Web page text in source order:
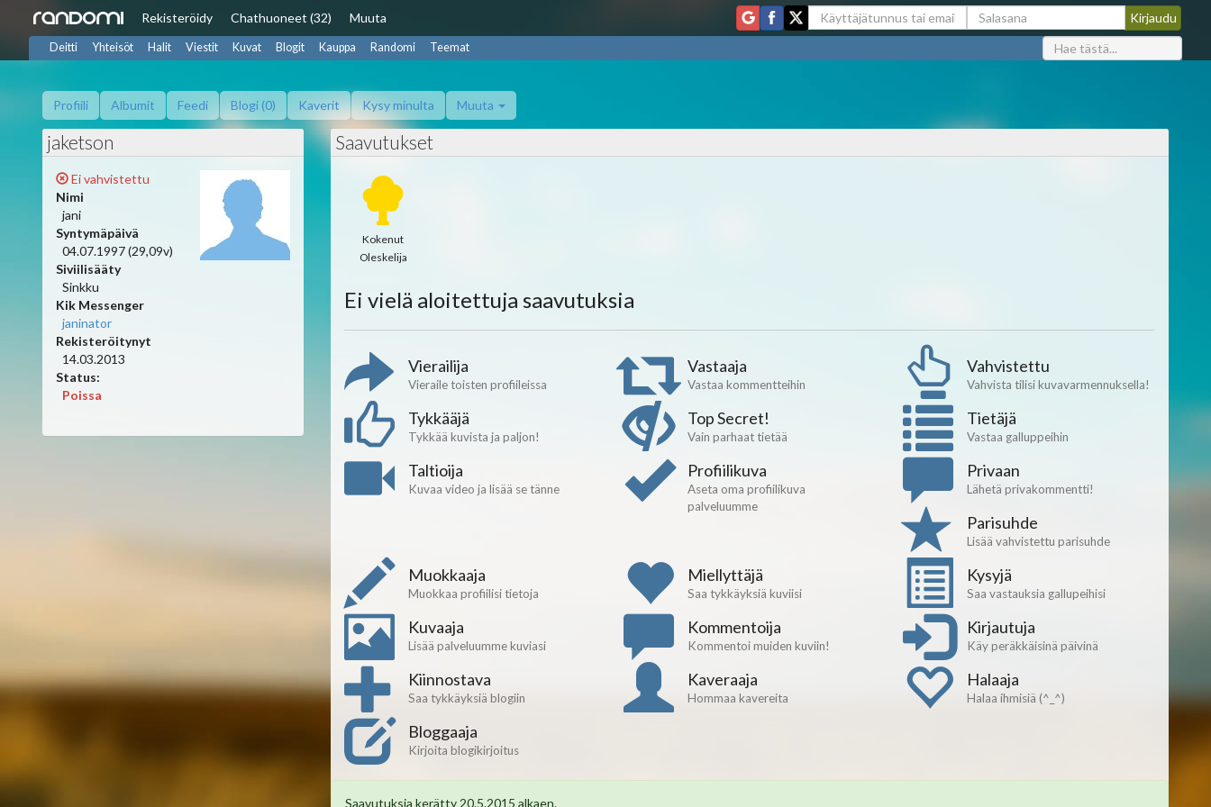
Rekisteröidy Chathuoneet (32) Muuta
Deitti Yhteisöt Halit Viestit Kuvat Blogit Kauppa Randomi Teemat
Profiili Albumit Feedi Blogi (0) Kaverit Kysy minulta Muuta
jaketson
Ei vahvistettu
Nimi
jani
Syntymäpäivä
04.07.1997 (29,09v)
Siviilisääty
Sinkku
Kik Messenger
janinator
Rekisteröitynyt
14.03.2013
Status:
Poissa
Saavutukset
Kokenut
Oleskelija
Ei vielä aloitettuja saavutuksia
Vierailija
Vieraile toisten profiileissa
Vastaaja
Vastaa kommentteihin
Vahvistettu
Vahvista tilisi kuvavarmennuksella!
Tykkääjä
Tykkää kuvista ja paljon!
Top Secret!
Vain parhaat tietää
Tietäjä
Vastaa galluppeihin
Taltioija
Kuvaa video ja lisää se tänne
Profiilikuva
Aseta oma profiilikuva
palveluumme
Privaan
Lähetä privakommentti!
Parisuhde
Lisää vahvistettu parisuhde
Muokkaaja
Muokkaa profiilisi tietoja
Miellyttäjä
Saa tykkäyksiä kuviisi
Kysyjä
Saa vastauksia gallupeihisi
Kuvaaja
Lisää palveluumme kuviasi
Kommentoija
Kommentoi muiden kuviin!
Kirjautuja
Käy peräkkäisinä päivinä
Kiinnostava
Saa tykkäyksiä blogiin
Kaveraaja
Hommaa kavereita
Halaaja
Halaa ihmisiä (^_^)
Bloggaaja
Kirjoita blogikirjoitus
Saavutuksia kerätty 20.5.2015 alkaen.